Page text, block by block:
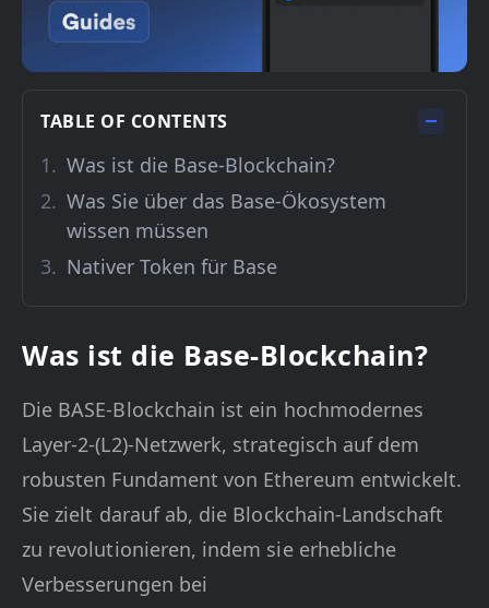
TABLE OF CONTENTS
Was ist die Base-Blockchain?
Was Sie über das Base-Ökosystem
wissen müssen
Nativer Token für Base
Was ist die Base-Blockchain?
Die BASE-Blockchain ist ein hochmodernes
Layer-2-(L2)-Netzwerk, strategisch auf dem
robusten Fundament von Ethereum entwickelt.
Sie zielt darauf ab, die Blockchain-Landschaft
zu revolutionieren, indem sie erhebliche
Verbesserungen bei